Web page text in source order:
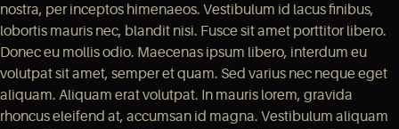
nostra, per inceptos himenaeos. Vestibulum id lacus finibus,
lobortis mauris nec, blandit nisi. Fusce sit amet porttitor libero.
Donec eu mollis odio. Maecenas ipsum libero, interdum eu
volutpat sit amet, semper et quam. Sed varius nec neque eget
aliquam. Aliquam erat volutpat. In mauris lorem, gravida
rhoncus eleifend at, accumsan id magna. Vestibulum aliquam